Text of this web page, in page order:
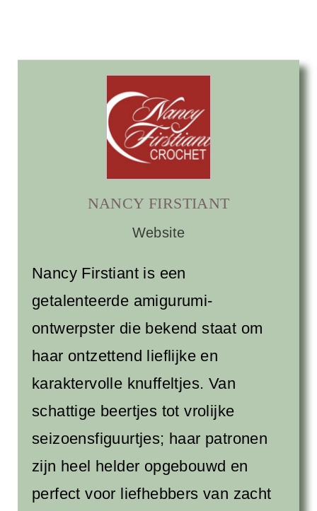
NANCY FIRSTIANT
Website
Nancy Firstiant is een
getalenteerde amigurumi-
ontwerpster die bekend staat om
haar ontzettend lieflijke en
karaktervolle knuffeltjes. Van
schattige beertjes tot vrolijke
seizoensfiguurtjes; haar patronen
zijn heel helder opgebouwd en
perfect voor liefhebbers van zacht